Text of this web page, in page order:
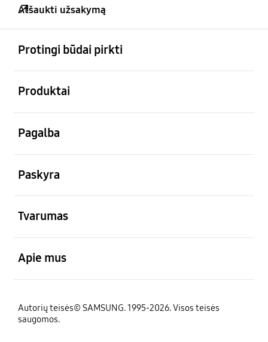
Atšaukti užsakymą
Protingi būdai pirkti
Produktai
Pagalba
Paskyra
Tvarumas
Apie mus
Autorių teisės© SAMSUNG. 1995-2026. Visos teisės
saugomos.